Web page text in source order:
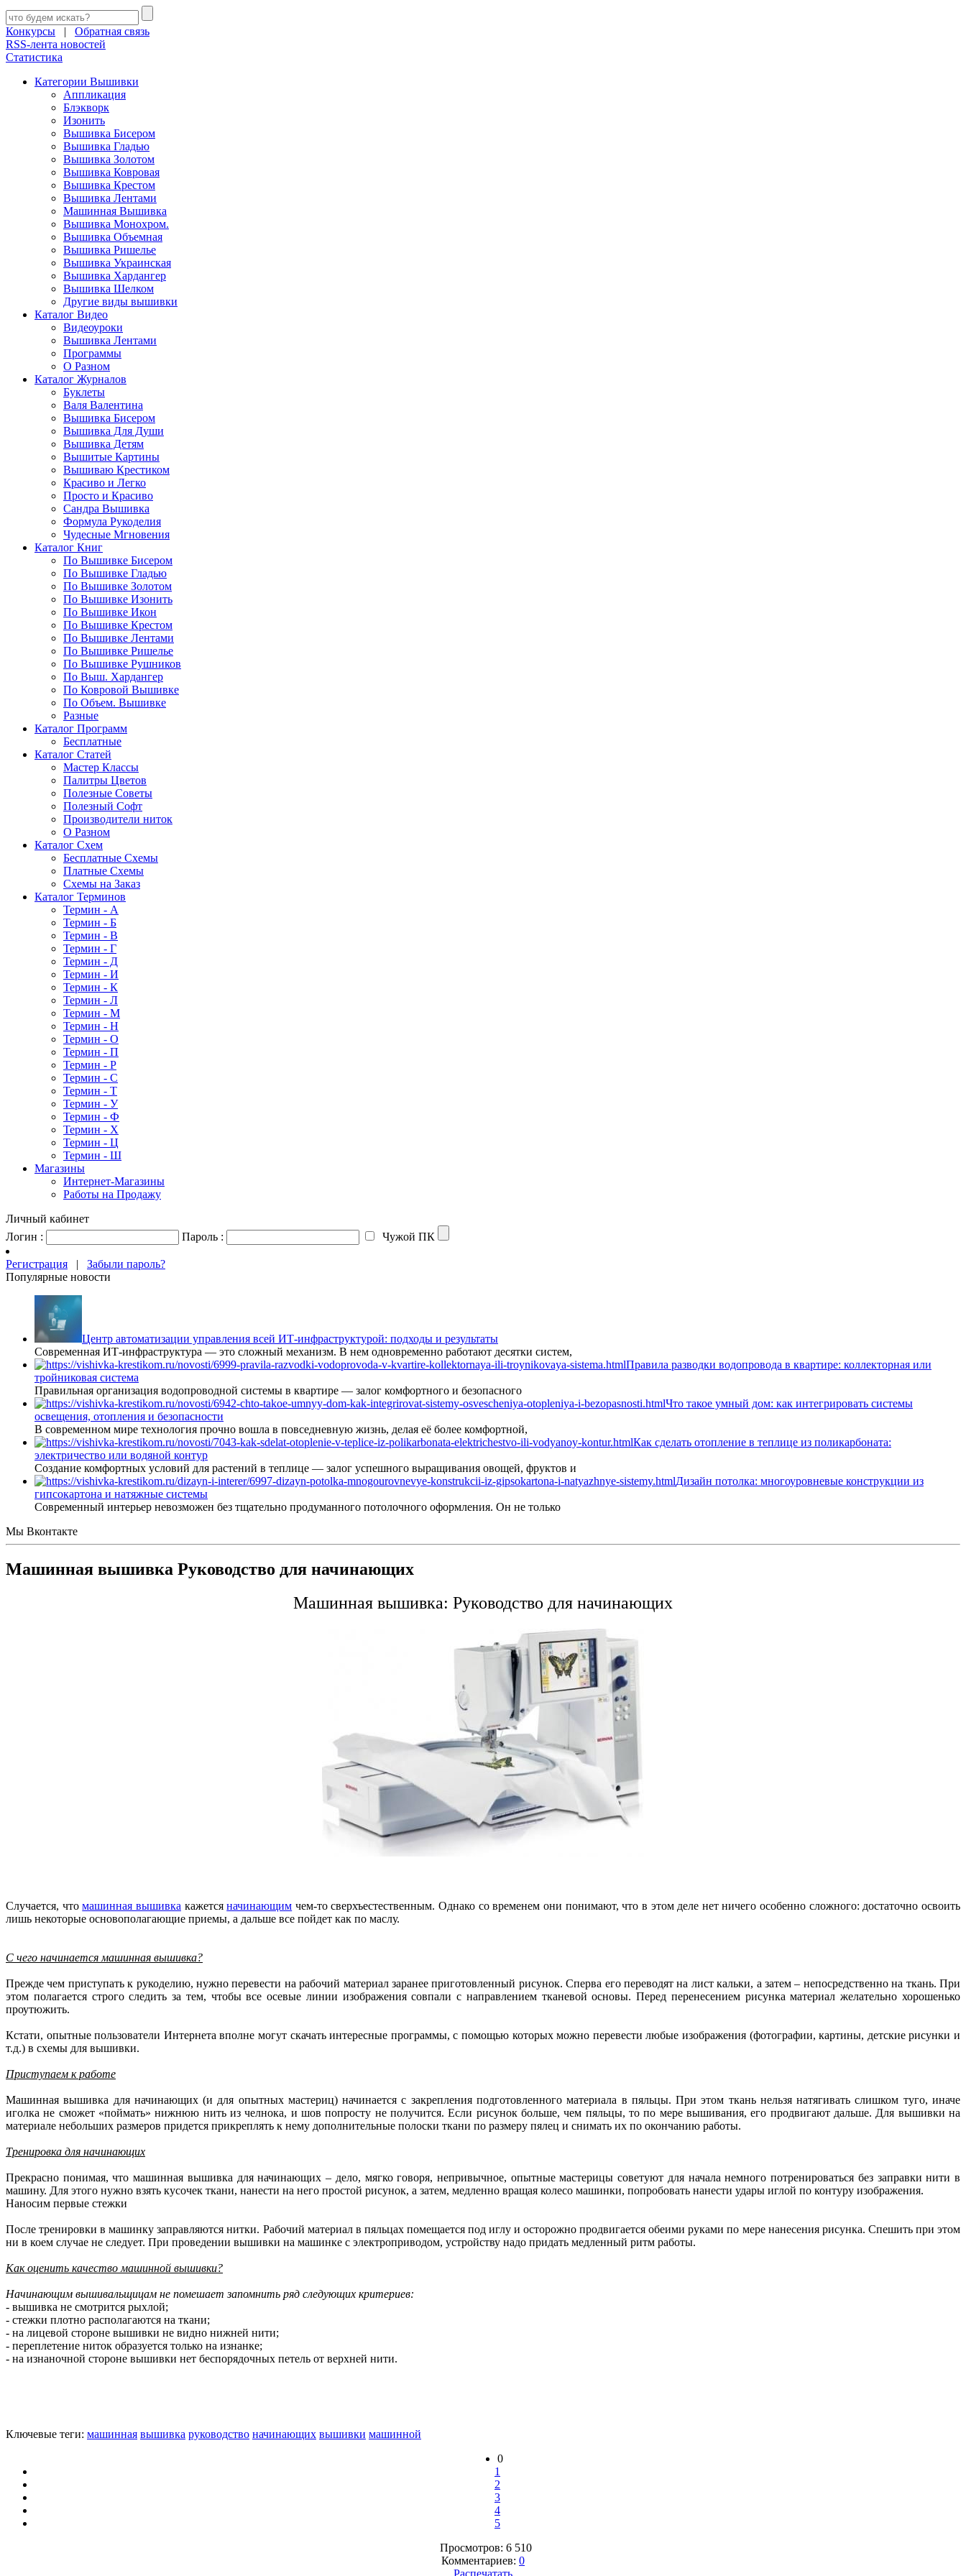
Конкурсы | Обратная связь
RSS-лента новостей
Статистика
Категории Вышивки
Аппликация
Блэкворк
Изонить
Вышивка Бисером
Вышивка Гладью
Вышивка Золотом
Вышивка Ковровая
Вышивка Крестом
Вышивка Лентами
Машинная Вышивка
Вышивка Монохром.
Вышивка Объемная
Вышивка Ришелье
Вышивка Украинская
Вышивка Хардангер
Вышивка Шелком
Другие виды вышивки
Каталог Видео
Видеоуроки
Вышивка Лентами
Программы
О Разном
Каталог Журналов
Буклеты
Валя Валентина
Вышивка Бисером
Вышивка Для Души
Вышивка Детям
Вышитые Картины
Вышиваю Крестиком
Красиво и Легко
Просто и Красиво
Сандра Вышивка
Формула Рукоделия
Чудесные Мгновения
Каталог Книг
По Вышивке Бисером
По Вышивке Гладью
По Вышивке Золотом
По Вышивке Изонить
По Вышивке Икон
По Вышивке Крестом
По Вышивке Лентами
По Вышивке Ришелье
По Вышивке Рушников
По Выш. Хардангер
По Ковровой Вышивке
По Объем. Вышивке
Разные
Каталог Программ
Бесплатные
Каталог Статей
Мастер Классы
Палитры Цветов
Полезные Советы
Полезный Софт
Производители ниток
О Разном
Каталог Схем
Бесплатные Схемы
Платные Схемы
Схемы на Заказ
Каталог Терминов
Термин - А
Термин - Б
Термин - В
Термин - Г
Термин - Д
Термин - И
Термин - К
Термин - Л
Термин - М
Термин - Н
Термин - О
Термин - П
Термин - Р
Термин - С
Термин - Т
Термин - У
Термин - Ф
Термин - Х
Термин - Ц
Термин - Ш
Магазины
Интернет-Магазины
Работы на Продажу
Личный кабинет
Логин :
Пароль : Чужой ПК
Регистрация | Забыли пароль?
Популярные новости
Центр автоматизации управления всей ИТ-инфраструктурой: подходы и результаты
Современная ИТ-инфраструктура — это сложный механизм. В нем одновременно работают десятки систем,
Правила разводки водопровода в квартире: коллекторная или
тройниковая система
Правильная организация водопроводной системы в квартире — залог комфортного и безопасного
Что такое умный дом: как интегрировать системы
освещения, отопления и безопасности
В современном мире технология прочно вошла в повседневную жизнь, делая её более комфортной,
Как сделать отопление в теплице из поликарбоната:
электричество или водяной контур
Создание комфортных условий для растений в теплице — залог успешного выращивания овощей, фруктов и
Дизайн потолка: многоуровневые конструкции из
гипсокартона и натяжные системы
Современный интерьер невозможен без тщательно продуманного потолочного оформления. Он не только
Мы Вконтакте
Машинная вышивка Руководство для начинающих
Машинная вышивка: Руководство для начинающих
Случается, чтомашинная вышивка кажетсяначинающим чем-то сверхъестественным. Однако со временем они понимают, что в этом деле нет ничего особенно сложного: достаточно освоить
лишь некоторые основополагающие приемы, а дальше все пойдет как по маслу.
С чего начинается машинная вышивка?
Прежде чем приступать к рукоделию, нужно перевести на рабочий материал заранее приготовленный рисунок. Сперва его переводят на лист кальки, а затем – непосредственно на ткань. При
этом полагается строго следить за тем, чтобы все осевые линии изображения совпали с направлением тканевой основы. Перед перенесением рисунка материал желательно хорошенько
проутюжить.
Кстати, опытные пользователи Интернета вполне могут скачать интересные программы, с помощью которых можно перевести любые изображения (фотографии, картины, детские рисунки и
т.д.) в схемы для вышивки.
Приступаем к работе
Машинная вышивка для начинающих (и для опытных мастериц) начинается с закрепления подготовленного материала в пяльцы. При этом ткань нельзя натягивать слишком туго, иначе
иголка не сможет «поймать» нижнюю нить из челнока, и шов попросту не получится. Если рисунок больше, чем пяльцы, то по мере вышивания, его продвигают дальше. Для вышивки на
материале небольших размеров придется прикреплять к нему дополнительные полоски ткани по размеру пялец и снимать их по окончанию работы.
Тренировка для начинающих
Прекрасно понимая, что машинная вышивка для начинающих – дело, мягко говоря, непривычное, опытные мастерицы советуют для начала немного потренироваться без заправки нити в
машину. Для этого нужно взять кусочек ткани, нанести на него простой рисунок, а затем, медленно вращая колесо машинки, попробовать нанести удары иглой по контуру изображения.
Наносим первые стежки
После тренировки в машинку заправляются нитки. Рабочий материал в пяльцах помещается под иглу и осторожно продвигается обеими руками по мере нанесения рисунка. Спешить при этом
ни в коем случае не следует. При проведении вышивки на машинке с электроприводом, устройству надо придать медленный ритм работы.
Как оценить качество машинной вышивки?
Начинающим вышивальщицам не помешает запомнить ряд следующих критериев:
- вышивка не смотрится рыхлой;
- стежки плотно располагаются на ткани;
- на лицевой стороне вышивки не видно нижней нити;
- переплетение ниток образуется только на изнанке;
- на изнаночной стороне вышивки нет беспорядочных петель от верхней нити.
Ключевые теги: машинная вышивка руководство начинающих вышивки машинной
0
1
2
3
4
5
Просмотров: 6 510
Комментариев: 0
Распечатать